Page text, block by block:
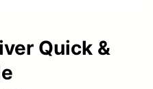
Quick &